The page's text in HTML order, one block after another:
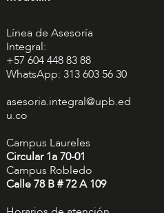
Línea de Asesoría
Integral:
+57 604 448 83 88
WhatsApp: 313 603 56 30
asesoria.integral@upb.ed
u.co
Campus Laureles
Circular 1a 70-01
Campus Robledo
Calle 78 B # 72 A 109